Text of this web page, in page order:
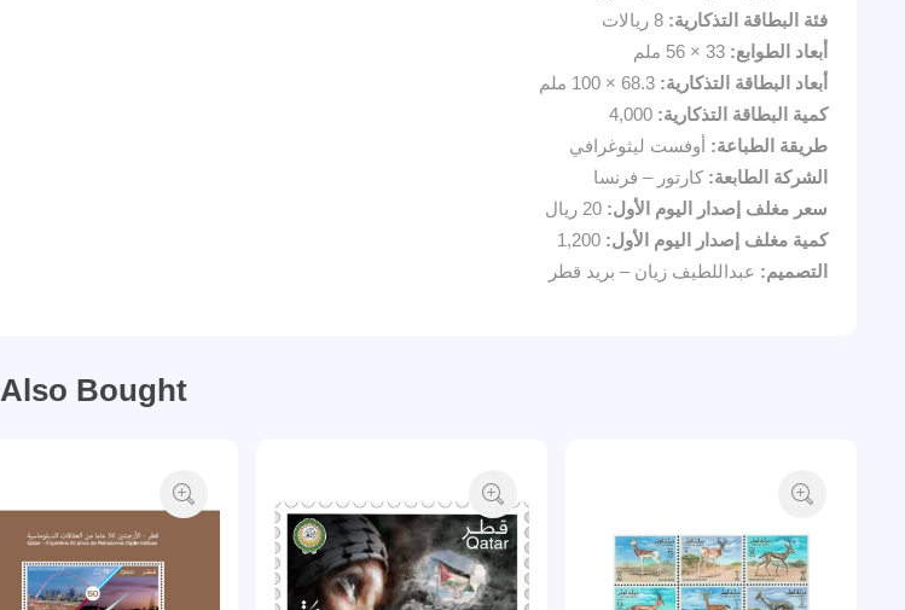
فئة البطاقة التذكارية:
أبعاد الطوابع:
أبعاد البطاقة التذكارية:
كمية البطاقة التذكارية:
طريقة الطباعة: أوفست ليثوغرافي
الشركة الطابعة: كارتور – فرنسا
سعر مغلف إصدار اليوم الأول:
كمية مغلف إصدار اليوم الأول:
التصميم: عبداللطيف زيان – بريد قطر
Also Bought